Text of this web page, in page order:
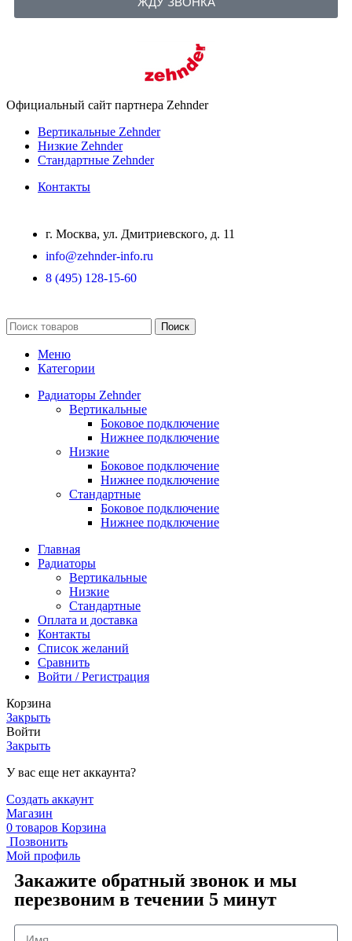
Официальный сайт партнера Zehnder
Вертикальные Zehnder
Низкие Zehnder
Стандартные Zehnder
Контакты
г. Москва, ул. Дмитриевского, д. 11
info@zehnder-info.ru
8 (495) 128-15-60
Поиск
Меню
Категории
Радиаторы Zehnder
Вертикальные
Боковое подключение
Нижнее подключение
Низкие
Боковое подключение
Нижнее подключение
Стандартные
Боковое подключение
Нижнее подключение
Главная
Радиаторы
Вертикальные
Низкие
Стандартные
Оплата и доставка
Контакты
Список желаний
Сравнить
Войти / Регистрация
Корзина
Закрыть
Войти
Закрыть
У вас еще нет аккаунта?
Создать аккаунт
Магазин
0 товаров Корзина
Позвонить
Мой профиль
Закажите обратный звонок и мы
перезвоним в течении 5 минут